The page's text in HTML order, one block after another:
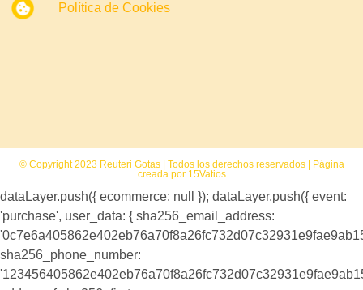
Política de Cookies
© Copyright 2023 Reuteri Gotas | Todos los derechos reservados | Página
creada por 15Vatios
dataLayer.push({ ecommerce: null }); dataLayer.push({ event:
'purchase', user_data: { sha256_email_address:
sha256_phone_number: